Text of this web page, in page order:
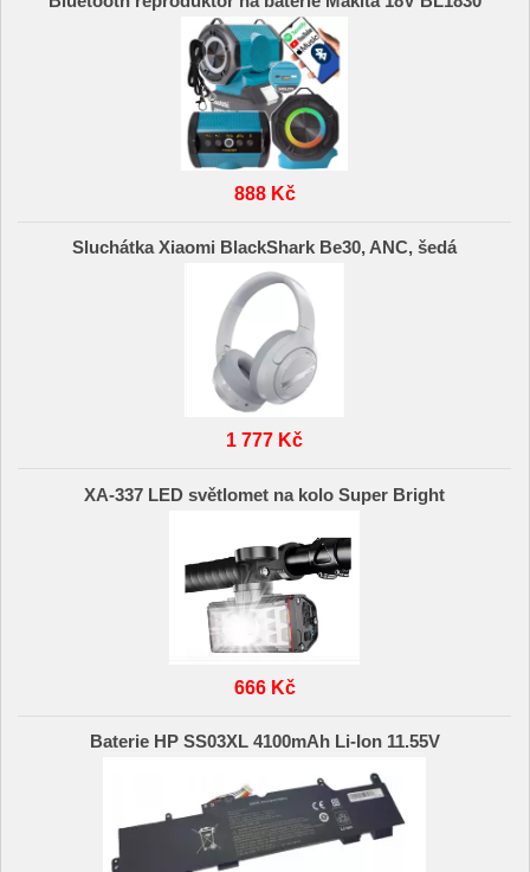
888 Kč
Sluchátka Xiaomi BlackShark Be30, ANC, šedá
1 777 Kč
XA-337 LED světlomet na kolo Super Bright
666 Kč
Baterie HP SS03XL 4100mAh Li-Ion 11.55V